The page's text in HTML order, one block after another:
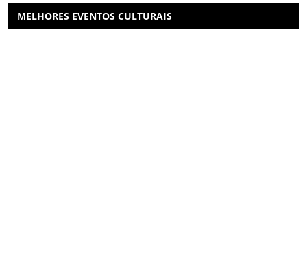
MELHORES EVENTOS CULTURAIS